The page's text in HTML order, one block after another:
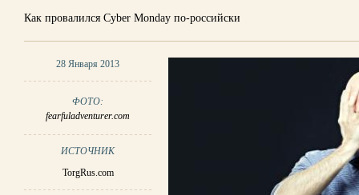
Как провалился Cyber Monday по-российски
28 Января 2013
ФОТО:
fearfuladventurer.com
ИСТОЧНИК
TorgRus.com